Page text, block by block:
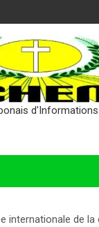
internationale de